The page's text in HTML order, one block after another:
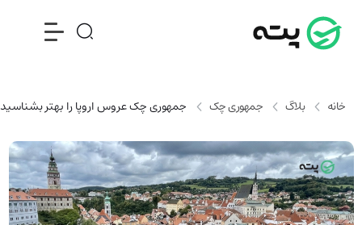
خانه بلاگ جمهوری چک جمهوری چک عروس اروپا را بهتر بشناسید